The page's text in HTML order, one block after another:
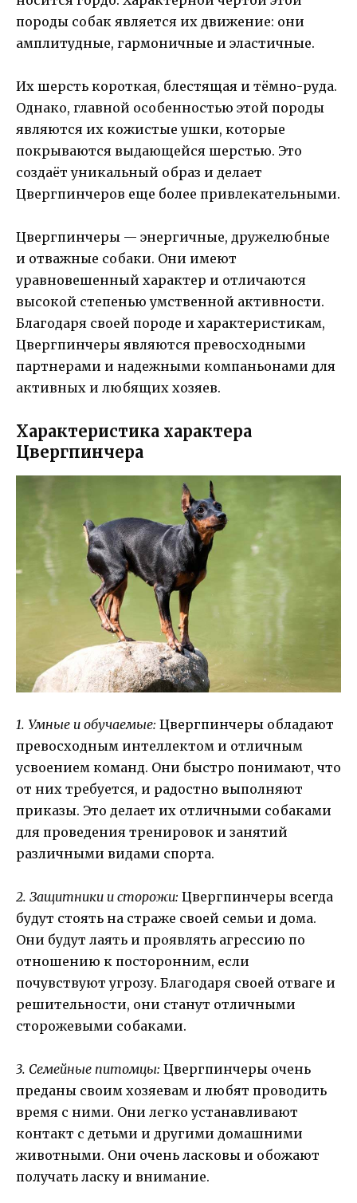
породы собак является их движение: они
амплитудные, гармоничные и эластичные.
Их шерсть короткая, блестящая и тёмно-руда.
Однако, главной особенностью этой породы
являются их кожистые ушки, которые
покрываются выдающейся шерстью. Это
создаёт уникальный образ и делает
Цвергпинчеров еще более привлекательными.
Цвергпинчеры — энергичные, дружелюбные
и отважные собаки. Они имеют
уравновешенный характер и отличаются
высокой степенью умственной активности.
Благодаря своей породе и характеристикам,
Цвергпинчеры являются превосходными
партнерами и надежными компаньонами для
активных и любящих хозяев.
Характеристика характера
Цвергпинчера
1. Умные и обучаемые: Цвергпинчеры обладают
превосходным интеллектом и отличным
усвоением команд. Они быстро понимают, что
от них требуется, и радостно выполняют
приказы. Это делает их отличными собаками
для проведения тренировок и занятий
различными видами спорта.
2. Защитники и сторожи: Цвергпинчеры всегда
будут стоять на страже своей семьи и дома.
Они будут лаять и проявлять агрессию по
отношению к посторонним, если
почувствуют угрозу. Благодаря своей отваге и
решительности, они станут отличными
сторожевыми собаками.
3. Семейные питомцы: Цвергпинчеры очень
преданы своим хозяевам и любят проводить
время с ними. Они легко устанавливают
контакт с детьми и другими домашними
животными. Они очень ласковы и обожают
получать ласку и внимание.